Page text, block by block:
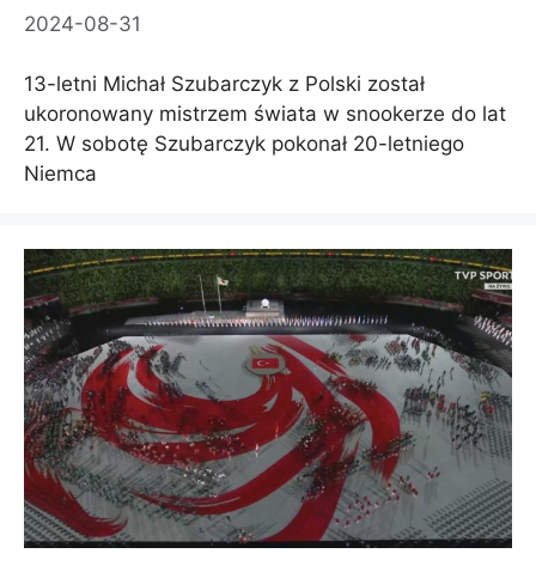
2024-08-31
13-letni Michał Szubarczyk z Polski został
ukoronowany mistrzem świata w snookerze do lat
21. W sobotę Szubarczyk pokonał 20-letniego
Niemca